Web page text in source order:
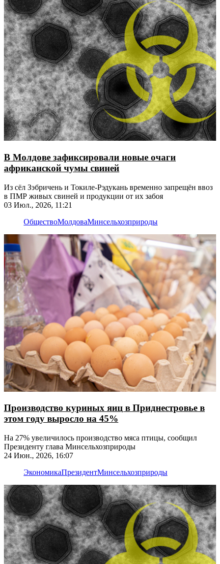
В Молдове зафиксировали новые очаги
африканской чумы свиней
Из сёл Зэбричень и Токиле-Рэдукань временно запрещён ввоз
в ПМР живых свиней и продукции от их забоя
03 Июл., 2026, 11:21
ОбществоМолдоваМинсельхозприроды
Производство куриных яиц в Приднестровье в
этом году выросло на 45%
На 27% увеличилось производство мяса птицы, сообщил
Президенту глава Минсельхозприроды
24 Июн., 2026, 16:07
ЭкономикаПрезидентМинсельхозприроды